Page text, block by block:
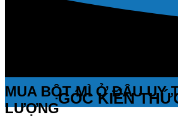
GÓC KIẾN
MUA BỘT MÌ Ở ĐÂU UY
LƯỢNG